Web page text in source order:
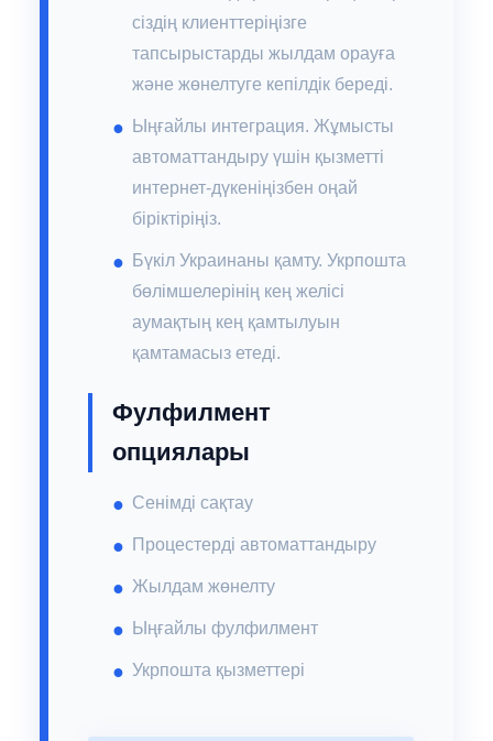
сіздің клиенттеріңізге
тапсырыстарды жылдам орауға
және жөнелтуге кепілдік береді.
Ыңғайлы интеграция. Жұмысты
автоматтандыру үшін қызметті
интернет-дүкеніңізбен оңай
біріктіріңіз.
Бүкіл Украинаны қамту. Укрпошта
бөлімшелерінің кең желісі
аумақтың кең қамтылуын
қамтамасыз етеді.
Фулфилмент
опциялары
Сенімді сақтау
Процестерді автоматтандыру
Жылдам жөнелту
Ыңғайлы фулфилмент
Укрпошта қызметтері